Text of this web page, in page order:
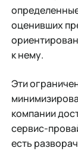
оценивших
к нему.
Эти
компании
сервис-
есть